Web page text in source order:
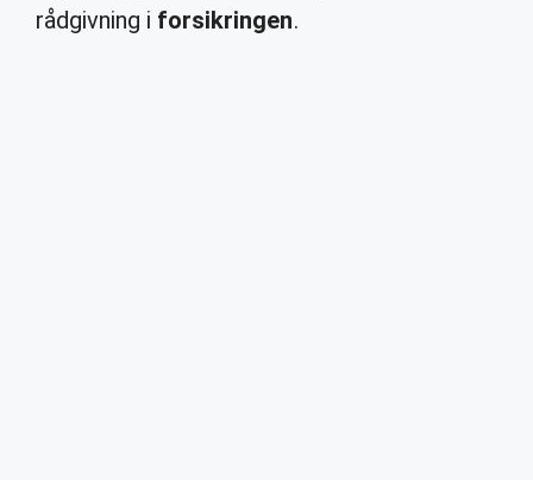
rådgivning i forsikringen.